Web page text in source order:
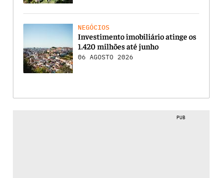
NEGÓCIOS
Investimento imobiliário atinge os
1.420 milhões até junho
06 AGOSTO 2026
PUB